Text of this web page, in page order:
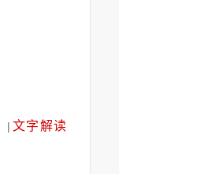
| 文字解读